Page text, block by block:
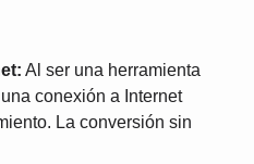
Al ser una herramienta
conexión a Internet
La conversión sin